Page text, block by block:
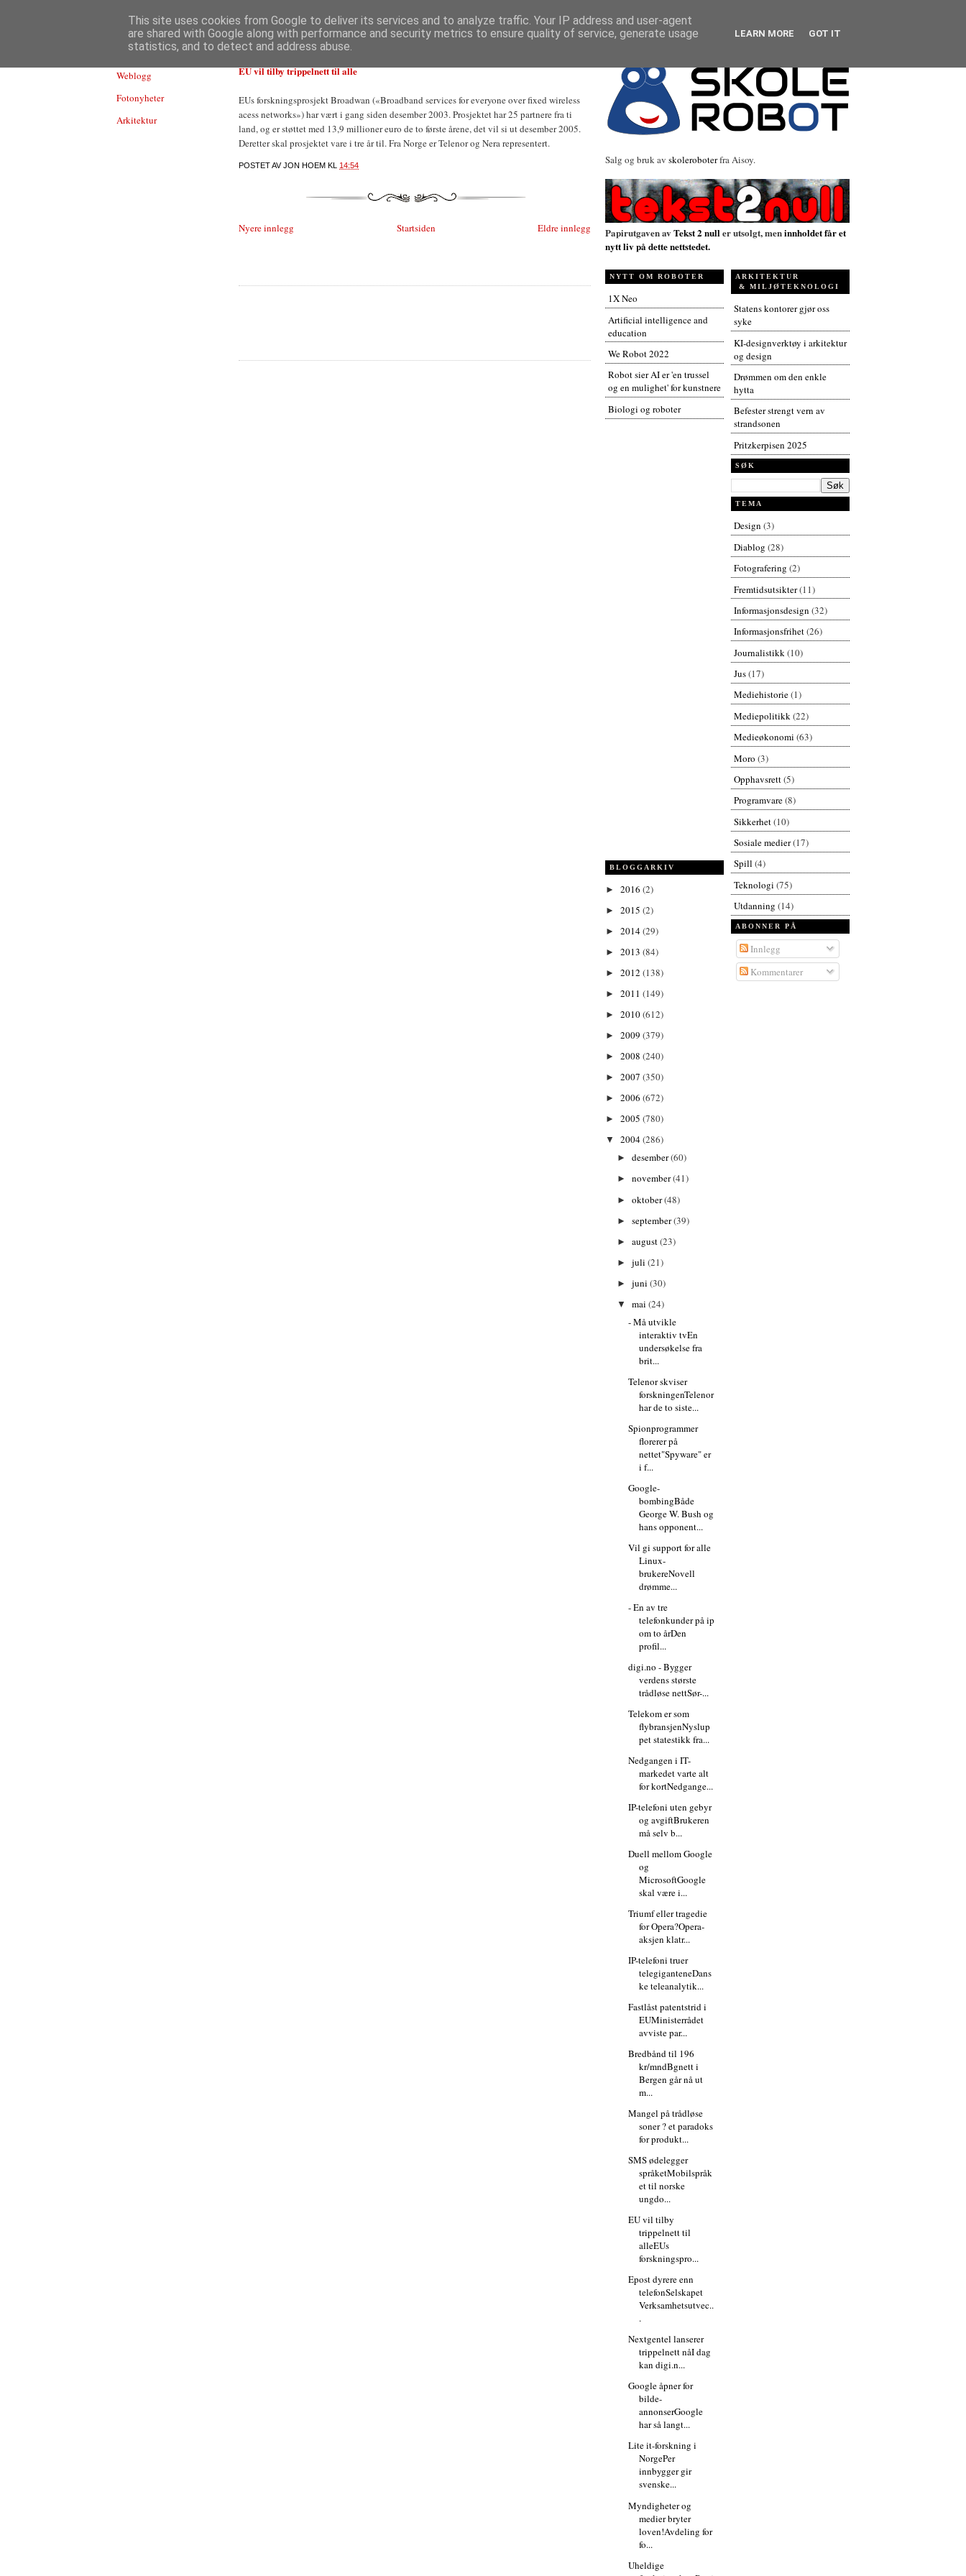
TEKNOLOGINYHETER
Weblogg
Fotonyheter
Arkitektur
EU vil tilby trippelnett til alle
EUs forskningsprosjekt Broadwan («Broadband services for everyone over fixed wireless
acess networks») har vært i gang siden desember 2003. Prosjektet har 25 partnere fra ti
land, og er støttet med 13,9 millioner euro de to første årene, det vil si ut desember 2005.
Deretter skal prosjektet vare i tre år til. Fra Norge er Telenor og Nera representert.
POSTET AVJON HOEM KL 14:54
Nyere innlegg Eldre innlegg
Startsiden
Salg og bruk av skoleroboterfra Aisoy.
Papirutgaven av Tekst 2 null er utsolgt, meninnholdet får et
nytt liv på dette nettstedet.
NYTT OM ROBOTER
1X Neo
Artificial intelligence and
education
We Robot 2022
Robot sier AI er 'en trussel
og en mulighet' for kunstnere
Biologi og roboter
BLOGGARKIV
► 2016 (2)
► 2015 (2)
► 2014(29)
► 2013 (84)
► 2012 (138)
► 2011 (149)
► 2010(612)
► 2009 (379)
► 2008 (240)
► 2007 (350)
► 2006 (672)
► 2005 (780)
▼ 2004(286)
► desember(60)
► november(41)
► oktober(48)
► september(39)
► august(23)
► juli (21)
► juni (30)
▼ mai (24)
- Må utvikle
interaktiv tvEn
undersøkelse fra
brit...
Telenor skviser
forskningenTelenor
har de to siste...
Spionprogrammer
florerer på
nettet"Spyware" er
i f...
Google-
bombingBåde
George W. Bush og
hans opponent...
Vil gi support for alle
Linux-
brukereNovell
drømme...
- En av tre
telefonkunder på ip
om to årDen
profil...
digi.no - Bygger
verdens største
trådløse nettSør-...
Telekom er som
flybransjenNyslup
pet statestikk fra...
Nedgangen i IT-
markedet varte alt
for kortNedgange...
IP-telefoni uten gebyr
og avgiftBrukeren
må selv b...
Duell mellom Google
og
MicrosoftGoogle
skal være i...
Triumf eller tragedie
for Opera?Opera-
aksjen klatr...
IP-telefoni truer
telegiganteneDans
ke teleanalytik...
Fastlåst patentstrid i
EUMinisterrådet
avviste par...
Bredbånd til 196
kr/mndBgnett i
Bergen går nå ut
m...
Mangel på trådløse
soner ? et paradoks
for produkt...
SMS ødelegger
språketMobilspråk
et til norske
ungdo...
EU vil tilby
trippelnett til
alleEUs
forskningspro...
Epost dyrere enn
telefonSelskapet
Verksamhetsutvec..
.
Nextgentel lanserer
trippelnett nåI dag
kan digi.n...
Google åpner for
bilde-
annonserGoogle
har så langt...
Lite it-forskning i
NorgePer
innbygger gir
svenske...
Myndigheter og
medier bryter
loven!Avdeling for
fo...
Uheldige
ARKITEKTUR
& MILJØTEKNOLOGI
Statens kontorer gjør oss
syke
KI-designverktøy i arkitektur
og design
Drømmen om den enkle
hytta
Befester strengt vern av
strandsonen
Pritzkerpisen 2025
SØK
TEMA
Design (3)
Diablog (28)
Fotografering (2)
Fremtidsutsikter(11)
Informasjonsdesign (32)
Informasjonsfrihet(26)
Journalistikk(10)
Jus(17)
Mediehistorie(1)
Mediepolitikk(22)
Medieøkonomi (63)
Moro (3)
Opphavsrett(5)
Programvare(8)
Sikkerhet(10)
Sosiale medier(17)
Spill (4)
Teknologi (75)
Utdanning (14)
ABONNER PÅ
Innlegg
Kommentarer
This site uses cookies from Google to deliver its services and to analyze traffic. Your IP address and user-agent
are shared with Google along with performance and security metrics to ensure quality of service, generate usage
statistics, and to detect and address abuse.
LEARN MORE GOT IT